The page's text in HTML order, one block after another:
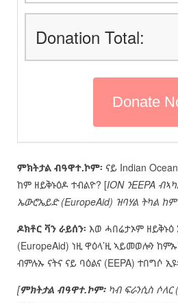
Donation Total:
ምክትታል ብዓዋተ.ኮም፡ ናይ Indian
ከም ዘይቅኑዕዶ ተብልዮ? [ION ንEEPA
ኤውሮኤይድ (EuropeAid) ዝባሃል ትካል
ዶክቶር ቫን ራይሰን፡ እወ ሓበሬታኦም
(EuropeAid) ነዚ ዋዕላ’ዚ ኣይመወሎን
ብምሉኡ ናትና ናይ ባዕልና (EEPA) ተበግሶ
[ምክትታል ብዓዋተ.ኮም፡ ካብ ፍራንሲስ ሶለር